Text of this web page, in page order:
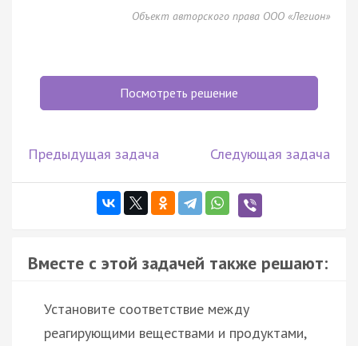
Объект авторского права ООО «Легион»
Посмотреть решение
Предыдущая задача Следующая задача
Вместе с этой задачей также решают:
Установите соответствие между
реагирующими веществами и продуктами,